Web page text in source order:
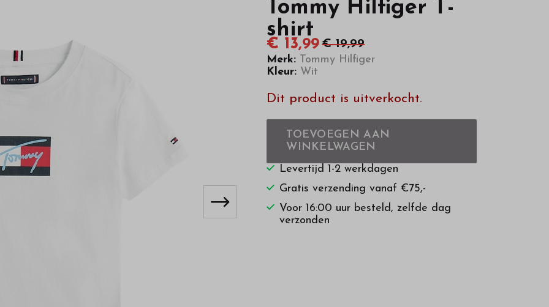
Tommy Hilfiger T-
shirt
€ 13,99 € 19,99
Merk: Tommy Hilfiger
Kleur: Wit
Dit product is uitverkocht.
TOEVOEGEN AAN
WINKELWAGEN
Levertijd 1-2 werkdagen
Gratis verzending vanaf €75,-
Voor 16:00 uur besteld, zelfde dag
verzonden